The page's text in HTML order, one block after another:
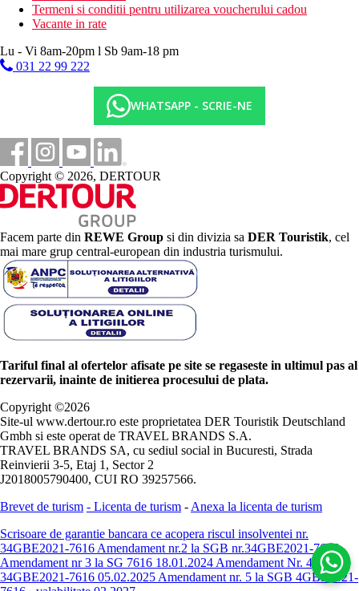
Termeni si conditii pentru utilizarea voucherului cadou
Vacante in rate
Lu - Vi 8am-20pm l Sb 9am-18 pm
031 22 99 222
WHATSAPP - SCRIE-NE
Copyright © 2026, DERTOUR
Facem parte din REWE Group si din divizia sa DER Touristik, cel
mai mare grup central-european din industria turismului.
Tariful final al ofertelor afisate pe site se regaseste in ultimul pas al
rezervarii, inainte de initierea procesului de plata.
Copyright ©2026
Site-ul www.dertour.ro este proprietatea DER Touristik Deutschland
Gmbh si este operat de TRAVEL BRANDS S.A.
TRAVEL BRANDS SA, cu sediul social in Bucuresti, Strada
Reinvierii 3-5, Etaj 1, Sector 2
J2018005790400, CUI RO 39257566.
Brevet de turism - Licenta de turism - Anexa la licenta de turism
Scrisoare de garantie bancara ce acopera riscul insolventei nr.
34GBE2021-7616 Amendament nr.2 la SGB nr.34GBE2021-7616
Amendament nr 3 la SG 7616 18.01.2024 Amendament Nr. 4 -
34GBE2021-7616 05.02.2025 Amendament nr. 5 la SGB 4GBE2021-